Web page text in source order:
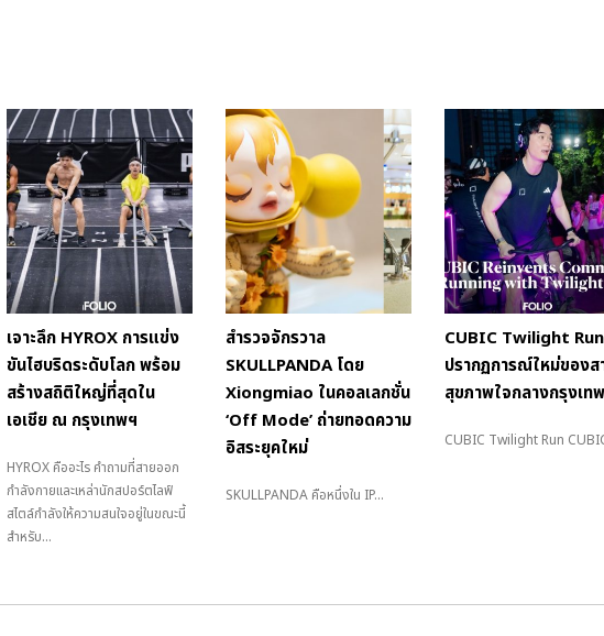
เจาะลึก HYROX การแข่ง
ขันไฮบริดระดับโลก พร้อม
สร้างสถิติใหญ่ที่สุดใน
เอเชีย ณ กรุงเทพฯ
HYROX คืออะไร คำถามที่สายออก
กำลังกายและเหล่านักสปอร์ตไลฟ์
สไตล์กำลังให้ความสนใจอยู่ในขณะนี้
สำหรับ...
สำรวจจักรวาล
SKULLPANDA โดย
Xiongmiao ในคอลเลกชั่น
‘Off Mode’ ถ่ายทอดความ
อิสระยุคใหม่
SKULLPANDA คือหนึ่งใน IP...
CUBIC Twilight Run
ปรากฏการณ์ใหม่ของส
สุขภาพใจกลางกรุงเท
CUBIC Twilight